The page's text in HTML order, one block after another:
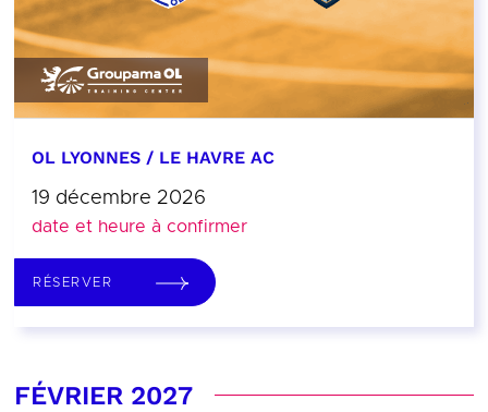
OL LYONNES / LE HAVRE AC
19 décembre 2026
date et heure à confirmer
RÉSERVER
FÉVRIER 2027